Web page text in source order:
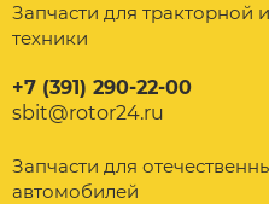
Запчасти для тракторной
техники
+7 (391) 290-22-00
sbit@rotor24.ru
Запчасти для
автомобилей